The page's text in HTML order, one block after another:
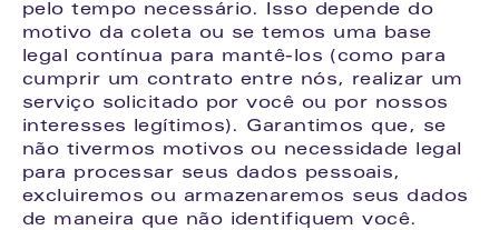
pelo tempo necessário. Isso depende do
motivo da coleta ou se temos uma base
legal contínua para mantê-los (como para
cumprir um contrato entre nós, realizar um
serviço solicitado por você ou por nossos
interesses legítimos). Garantimos que, se
não tivermos motivos ou necessidade legal
para processar seus dados pessoais,
excluiremos ou armazenaremos seus dados
de maneira que não identifiquem você.